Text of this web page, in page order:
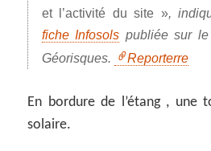
et l’activité du site »,
fiche Infosols publiée sur le
Géorisques.
Reporterre
En bordure de l’étang , une
solaire.